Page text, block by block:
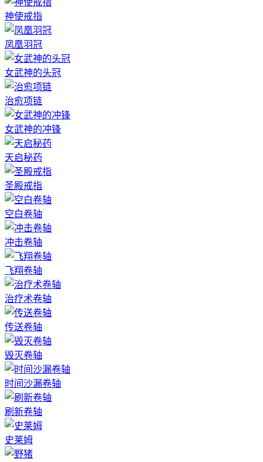
神使戒指
凤凰羽冠
女武神的头冠
治愈项链
女武神的冲锋
天启秘药
圣殿戒指
空白卷轴
冲击卷轴
飞翔卷轴
治疗术卷轴
传送卷轴
毁灭卷轴
时间沙漏卷轴
刷新卷轴
史莱姆